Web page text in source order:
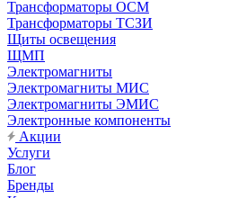
Трансформаторы ОСМ
Трансформаторы ТСЗИ
Щиты освещения
ЩМП
Электромагниты
Электромагниты МИС
Электромагниты ЭМИС
Электронные компоненты
Акции
Услуги
Блог
Бренды